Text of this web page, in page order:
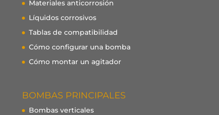
Materiales anticorrosión
Líquidos corrosivos
Tablas de compatibilidad
Cómo configurar una bomba
Cómo montar un agitador
BOMBAS PRINCIPALES
Bombas verticales